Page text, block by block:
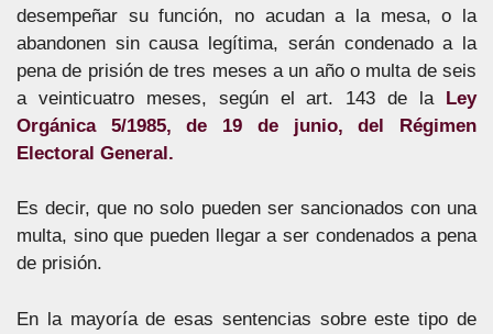
desempeñar su función, no acudan a la mesa, o la
abandonen sin causa legítima, serán condenado a la
pena de prisión de tres meses a un año o multa de seis
a veinticuatro meses, según el art. 143 de la Ley
Orgánica 5/1985, de 19 de junio, del Régimen
Electoral General.
Es decir, que no solo pueden ser sancionados con una
multa, sino que pueden llegar a ser condenados a pena
de prisión.
En la mayoría de esas sentencias sobre este tipo de